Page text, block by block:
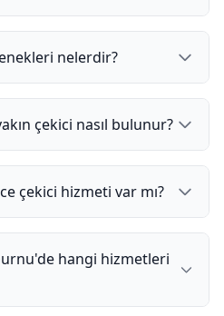
nelerdir?
çekici nasıl bulunur?
çekici hizmeti var mı?
hangi hizmetleri